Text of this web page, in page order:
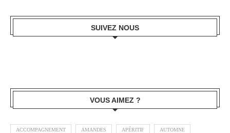
SUIVEZ NOUS
VOUS AIMEZ ?
ACCOMPAGNEMENT AMANDES APÉRITIF AUTOMNE